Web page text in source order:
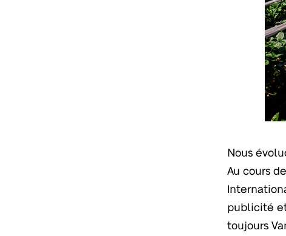
Nous
Au cours
publicité et
toujours